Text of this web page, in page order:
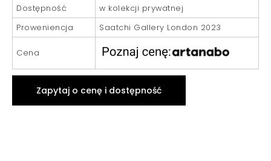
Dostępność
w kolekcji prywatnej
Proweniencja
Saatchi Gallery London 2023
Cena
Zapytaj o cenę i dostępność